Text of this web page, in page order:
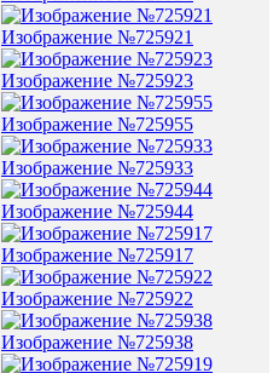
Изображение №725921
Изображение №725923
Изображение №725955
Изображение №725933
Изображение №725944
Изображение №725917
Изображение №725922
Изображение №725938